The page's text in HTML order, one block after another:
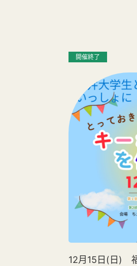
開催終了
12月15日(日)